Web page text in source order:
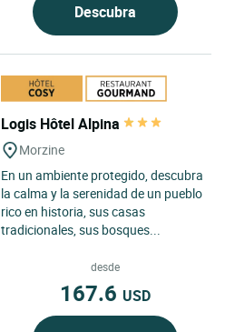
Descubra
Logis Hôtel Alpina
Morzine
En un ambiente protegido, descubra
la calma y la serenidad de un pueblo
rico en historia, sus casas
tradicionales, sus bosques...
desde
167.6 USD